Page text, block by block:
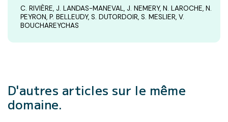
C. RIVIÈRE, J. LANDAS-MANEVAL, J. NEMERY, N. LAROCHE, N.
PEYRON, P. BELLEUDY, S. DUTORDOIR, S. MESLIER, V.
BOUCHAREYCHAS
D'autres articles sur le même
domaine.